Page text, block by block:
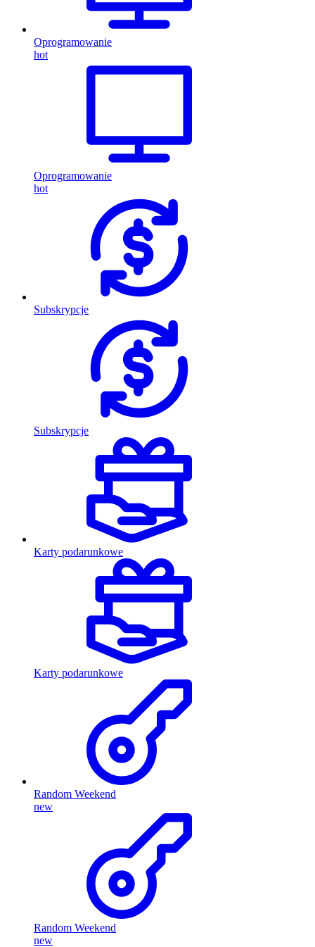
Oprogramowanie
hot
Oprogramowanie
hot
Subskrypcje
Subskrypcje
Karty podarunkowe
Karty podarunkowe
Random Weekend
new
Random Weekend
new